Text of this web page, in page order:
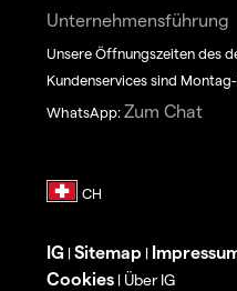
Unternehmensführung
Unsere Öffnungszeiten des
Kundenservices sind
WhatsApp: Zum Chat
IG | Sitemap |
Cookies | Über IG